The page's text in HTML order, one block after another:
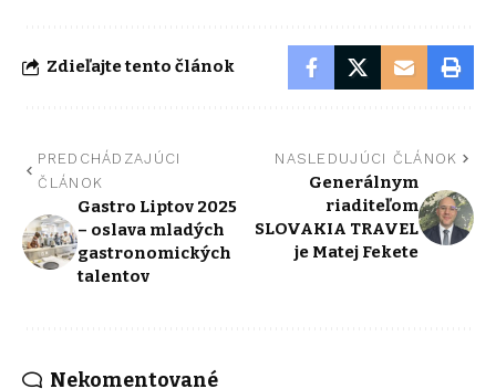
Zdieľajte tento článok
PREDCHÁDZAJÚCI
ČLÁNOK
Gastro Liptov 2025
– oslava mladých
gastronomických
talentov
NASLEDUJÚCI ČLÁNOK
Generálnym
riaditeľom
SLOVAKIA TRAVEL
je Matej Fekete
Nekomentované